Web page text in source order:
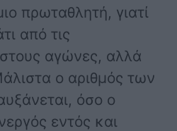
πρωταθλητή, γιατί
από τις
αγώνες, αλλά
ο αριθμός των
όσο ο
εντός και